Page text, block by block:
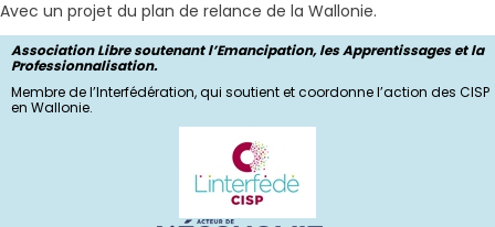
Avec un projet du plan de relance de la Wallonie.
Association Libre soutenant l’Emancipation, les Apprentissages et la
Professionnalisation.
Membre de l’Interfédération, qui soutient et coordonne l’action des CISP
en Wallonie.